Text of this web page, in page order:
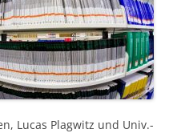
Lucas Plagwitz und Univ.-